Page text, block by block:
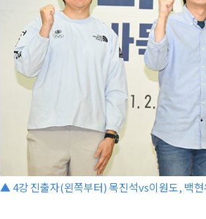
▲ 4강 진출자(왼쪽부터) 목진석vs이원도, 백현